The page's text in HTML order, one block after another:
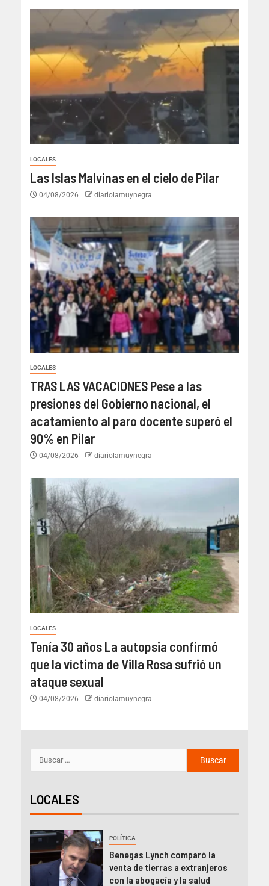
LOCALES
Las Islas Malvinas en el cielo de Pilar
04/08/2026 diariolamuynegra
LOCALES
TRAS LAS VACACIONES Pese a las
presiones del Gobierno nacional, el
acatamiento al paro docente superó el
90% en Pilar
04/08/2026 diariolamuynegra
LOCALES
Tenía 30 años La autopsia confirmó
que la víctima de Villa Rosa sufrió un
ataque sexual
04/08/2026 diariolamuynegra
LOCALES
POLÍTICA
Benegas Lynch comparó la
venta de tierras a extranjeros
con la abogacía y la salud